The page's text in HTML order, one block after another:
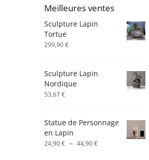
Meilleures ventes
Sculpture Lapin
Tortue
299,90€
Sculpture Lapin
Nordique
53,67€
Statue de Personnage
en Lapin
24,90€ – 44,90€Plage